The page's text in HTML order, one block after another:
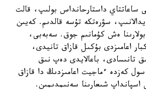
ساعاتتاي داستارحانداس بولىپ، قالت
سۋرەتكە تۇسە قالدىم. كەيىن
ەش كۇمانىم جوق. سەبەبى،
اعامىزدى بۇكىل قازاق تانيدى،
تانىسادى، باعالايدى دەپ نىق
سول كەزدە ءماجيت اعامىزدىڭ دا قازاق
اسپانداپ شىعارىنا سەنىمدىمىن.